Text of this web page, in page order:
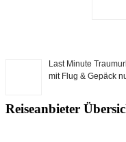
Last Minute
mit Flug & Gepäck
Reiseanbieter